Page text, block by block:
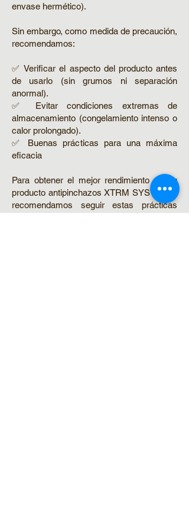
envase hermético).
Sin embargo, como medida de precaución,
recomendamos:
✅ Verificar el aspecto del producto antes
de usarlo (sin grumos ni separación
anormal).
✅ Evitar condiciones extremas de
almacenamiento (congelamiento intenso o
calor prolongado).
✅ Buenas prácticas para una máxima
eficacia
Para obtener el mejor rendimiento de su
producto antipinchazos XTRM SYSTEMS,
recomendamos seguir estas prácticas